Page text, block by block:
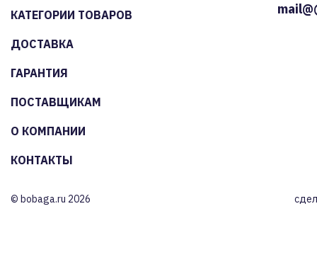
КАТЕГОРИИ ТОВАРОВ
ДОСТАВКА
ГАРАНТИЯ
ПОСТАВЩИКАМ
О КОМПАНИИ
КОНТАКТЫ
© bobaga.ru 2026